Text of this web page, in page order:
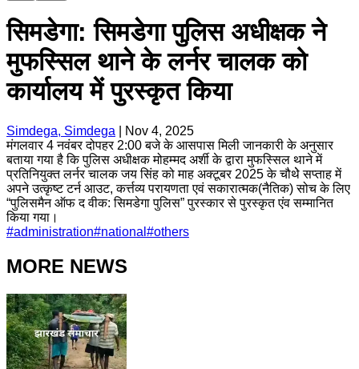
सिमडेगा: सिमडेगा पुलिस अधीक्षक ने
मुफस्सिल थाने के लर्नर चालक को
कार्यालय में पुरस्कृत किया
Simdega, Simdega
Nov 4, 2025
मंगलवार 4 नवंबर दोपहर 2:00 बजे के आसपास मिली जानकारी के अनुसार
बताया गया है कि पुलिस अधीक्षक मोहम्मद अर्शी के द्वारा मुफस्सिल थाने में
प्रतिनियुक्त लर्नर चालक जय सिंह को माह अक्टूबर 2025 के चौथेे सप्ताह में
अपने उत्कृष्ट टर्न आउट, कर्त्तव्य परायणता एवं सकारात्मक(नैतिक) सोच के लिए
“पुलिसमैन ऑफ द वीक: सिमडेगा पुलिस” पुरस्कार से पुरस्कृत एंव सम्मानित
किया गया।
#administration#national #others
MORE NEWS